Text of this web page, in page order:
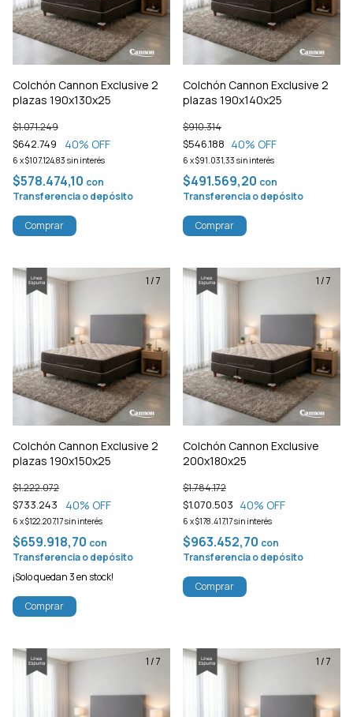
Colchón Cannon Exclusive 2
plazas 190x130x25
$642.749
$1.071.249
40% OFF
6 x$107.124,83 sin interés
$578.474,10 con
Transferencia o depósito
Comprar
Colchón Cannon Exclusive 2
plazas 190x140x25
$546.188
$910.314
40% OFF
6 x$91.031,33 sin interés
$491.569,20 con
Transferencia o depósito
Comprar
1/7
Colchón Cannon Exclusive 2
plazas 190x150x25
$733.243
$1.222.072
40% OFF
6 x$122.207,17sin interés
$659.918,70 con
Transferencia o depósito
¡Solo quedan3en stock!
Comprar
1/7
Colchón Cannon Exclusive
200x180x25
$1.070.503
$1.784.172
40% OFF
6 x$178.417,17sin interés
$963.452,70 con
Transferencia o depósito
Comprar
1/7 1/7